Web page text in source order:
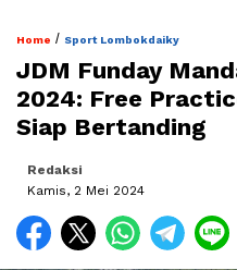
Home / Sport Lombokdaiky
JDM Funday
2024: Free
Siap Bertanding
Redaksi
Kamis, 2 Mei 2024